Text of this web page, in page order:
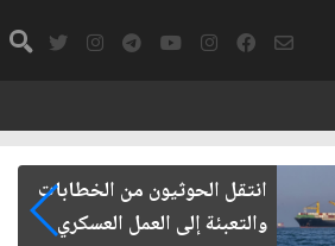
انتقل الحوثيون من الخطابات
والتعبئة إلى العمل العسكري